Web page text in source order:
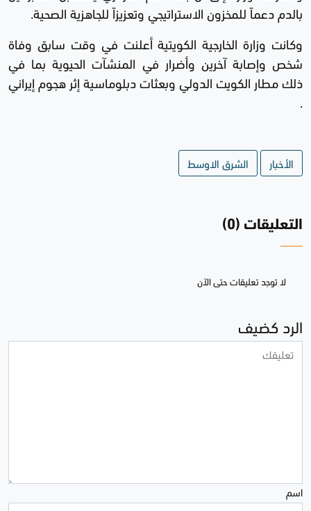
بالدم دعماً للمخزون الاستراتيجي وتعزيزاً للجاهزية الصحية.
وكانت وزارة الخارجية الكويتية أعلنت في وقت سابق وفاة
شخص وإصابة آخرين وأضرار في المنشآت الحيوية بما في
ذلك مطار الكويت الدولي وبعثات دبلوماسية إثر هجوم إيراني
.
الأخبار الشرق الاوسط
التعليقات (0)
لا توجد تعليقات حتى الآن
الرد كضيف
اسم